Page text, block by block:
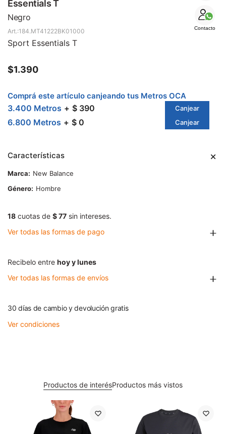
Essentials T
Negro
Contacto
184.MT41222BK01000
Sport Essentials T
$1.390
Comprá este artículo canjeando tus Metros OCA
3.400 Metros $ 390 Canjear
6.800 Metros $ 0 Canjear
Características
Marca
New Balance
Género
Hombre
18 cuotas de $ 77 sin intereses.
Ver todas las formas de pago
Recibelo entre hoy y lunes
Ver todas las formas de envíos
30 días de cambio y devolución gratis
Ver condiciones
Productos de interésProductos más vistos